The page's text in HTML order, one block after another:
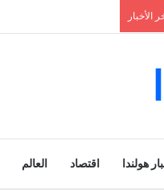
الأخبار
هولندا اقتصاد العالم